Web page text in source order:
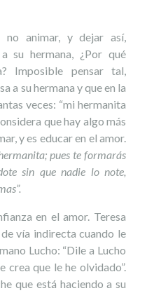
no animar, y dejar así,
su hermana, ¿Por qué
Imposible pensar tal,
a su hermana y que en la
veces: “mi hermanita
que hay algo más
y es educar en el amor.
pues te formarás
sin que nadie lo note,
en el amor. Teresa
vía indirecta cuando le
Lucho: “Dile a Lucho
crea que le he olvidado”.
que está haciendo a su